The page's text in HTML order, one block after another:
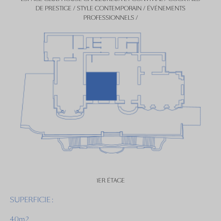
DE PRESTIGE / STYLE CONTEMPORAIN / ÉVÉNEMENTS
PROFESSIONNELS /
1ER ÉTAGE
SUPERFICIE :